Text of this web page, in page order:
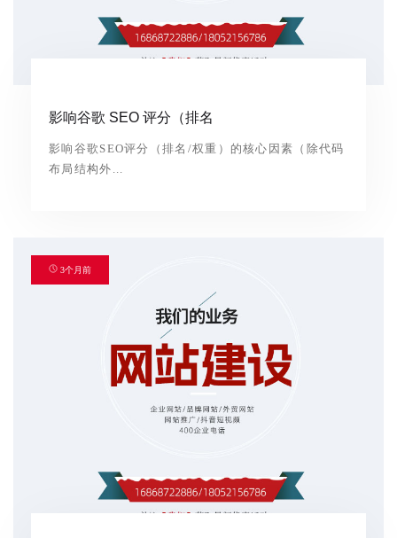
影响谷歌 SEO 评分（排名
影响谷歌SEO评分（排名/权重）的核心因素（除代码
布局结构外...
3个月前